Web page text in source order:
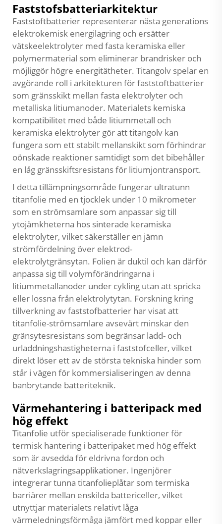
Faststofsbatteriarkitektur
Faststoftbatterier representerar nästa generations
elektrokemisk energilagring och ersätter
vätskeelektrolyter med fasta keramiska eller
polymermaterial som eliminerar brandrisker och
möjliggör högre energitätheter. Titangolv spelar en
avgörande roll i arkitekturen för faststoftbatterier
som gränsskikt mellan fasta elektrolyter och
metalliska litiumanoder. Materialets kemiska
kompatibilitet med både litiummetall och
keramiska elektrolyter gör att titangolv kan
fungera som ett stabilt mellanskikt som förhindrar
oönskade reaktioner samtidigt som det bibehåller
en låg gränsskiftsresistans för litiumjontransport.
I detta tillämpningsområde fungerar ultratunn
titanfolie med en tjocklek under 10 mikrometer
som en strömsamlare som anpassar sig till
ytojämkheterna hos sinterade keramiska
elektrolyter, vilket säkerställer en jämn
strömfördelning över elektrod-
elektrolytgränsytan. Folien är duktil och kan därför
anpassa sig till volymförändringarna i
litiummetallanoder under cykling utan att spricka
eller lossna från elektrolytytan. Forskning kring
tillverkning av faststofbatterier har visat att
titanfolie-strömsamlare avsevärt minskar den
gränsytesresistans som begränsar ladd- och
urladdningshastigheterna i faststofceller, vilket
direkt löser ett av de största tekniska hinder som
står i vägen för kommersialiseringen av denna
banbrytande batteriteknik.
Värmehantering i batteripack med
hög effekt
Titanfolie utför specialiserade funktioner för
termisk hantering i batteripaket med hög effekt
som är avsedda för eldrivna fordon och
nätverkslagringsapplikationer. Ingenjörer
integrerar tunna titanfolieplåtar som termiska
barriärer mellan enskilda battericeller, vilket
utnyttjar materialets relativt låga
värmeledningsförmåga jämfört med koppar eller